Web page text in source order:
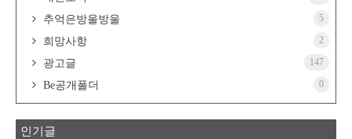
추억은방울방울 5
희망사항 2
광고글 147
Be공개폴더 0
인기글